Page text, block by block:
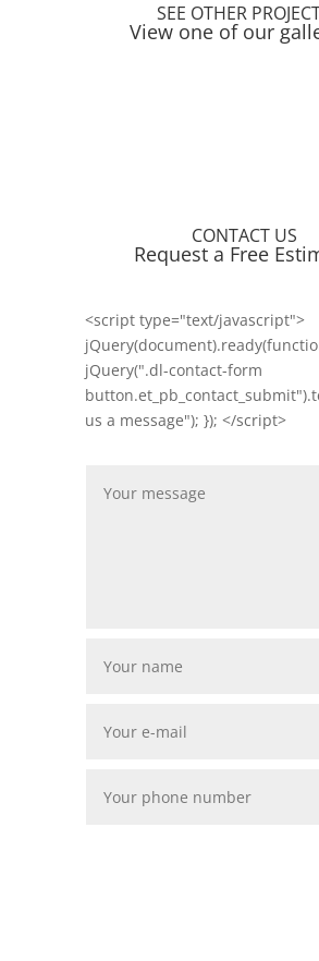
SEE OTHER
View one of our
CONTACT US
Request a Free
<script type="text/javascript">
jQuery(".dl-contact-form
us a message"); }); </script>